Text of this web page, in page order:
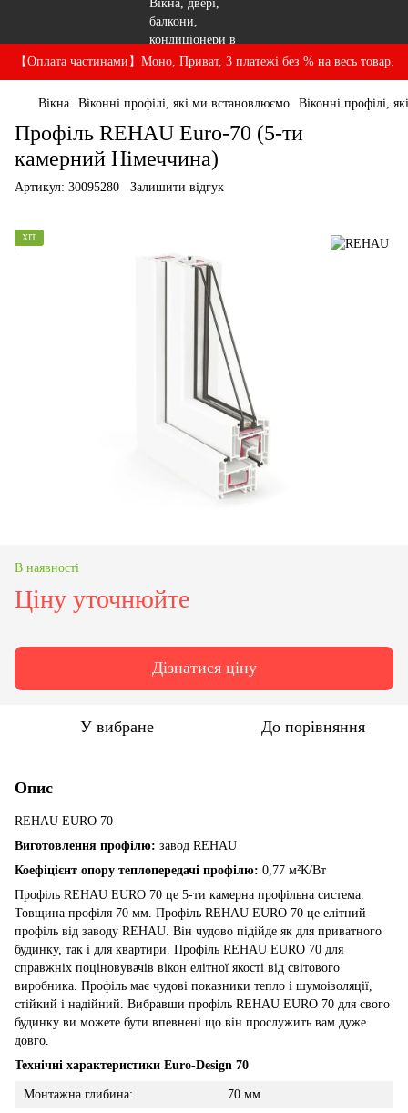
【Оплата частинами】Моно, Приват, 3 платежі без % на весь товар.
Вікна Віконні профілі, які ми встановлюємо Віконні профілі,
Профіль REHAU Euro-70 (5-ти
камерний Німеччина)
Артикул: 30095280 Залишити відгук
ХІТ
В наявності
Ціну уточнюйте
Дізнатися ціну
У вибране До порівняння
Опис
REHAU EURO 70
Виготовлення профілю: завод REHAU
Коефіцієнт опору теплопередачі профілю: 0,77 м²К/Вт
Профіль REHAU EURO 70 це 5-ти камерна профільна система.
Товщина профіля 70 мм. Профіль REHAU EURO 70 це елітний
профіль від заводу REHAU. Він чудово підійде як для приватного
будинку, так і для квартири. Профіль REHAU EURO 70 для
справжніх поціновувачів вікон елітної якості від світового
виробника. Профіль має чудові показники тепло і шумоізоляції,
стійкий і надійний. Вибравши профіль REHAU EURO 70 для свого
будинку ви можете бути впевнені що він прослужить вам дуже
довго.
Технічні характеристики Euro-Design 70
Монтажна глибина:
70 мм